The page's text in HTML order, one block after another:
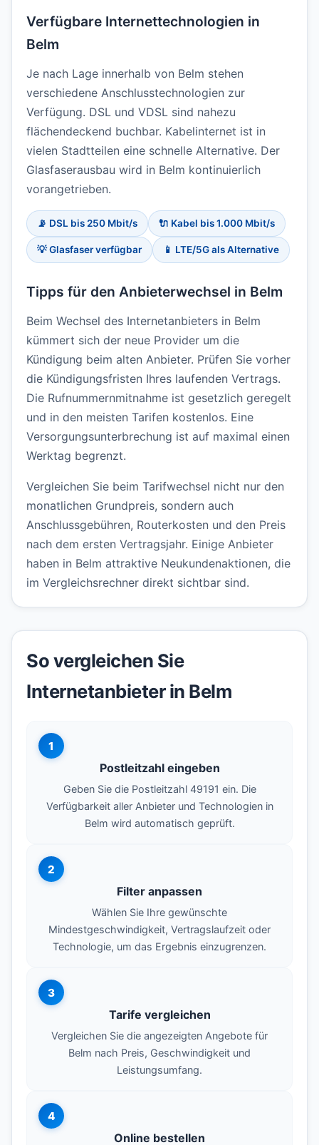
Verfügbare Internettechnologien in
Belm
Je nach Lage innerhalb von Belm stehen
verschiedene Anschlusstechnologien zur
Verfügung. DSL und VDSL sind nahezu
flächendeckend buchbar. Kabelinternet ist in
vielen Stadtteilen eine schnelle Alternative. Der
Glasfaserausbau wird in Belm kontinuierlich
vorangetrieben.
📡 DSL bis 250 Mbit/s 🔌 Kabel bis 1.000 Mbit/s
💡 Glasfaser verfügbar 📱 LTE/5G als Alternative
Tipps für den Anbieterwechsel in Belm
Beim Wechsel des Internetanbieters in Belm
kümmert sich der neue Provider um die
Kündigung beim alten Anbieter. Prüfen Sie vorher
die Kündigungsfristen Ihres laufenden Vertrags.
Die Rufnummernmitnahme ist gesetzlich geregelt
und in den meisten Tarifen kostenlos. Eine
Versorgungsunterbrechung ist auf maximal einen
Werktag begrenzt.
Vergleichen Sie beim Tarifwechsel nicht nur den
monatlichen Grundpreis, sondern auch
Anschlussgebühren, Routerkosten und den Preis
nach dem ersten Vertragsjahr. Einige Anbieter
haben in Belm attraktive Neukundenaktionen, die
im Vergleichsrechner direkt sichtbar sind.
So vergleichen Sie
Internetanbieter in Belm
1
Postleitzahl eingeben
Geben Sie die Postleitzahl 49191 ein. Die
Verfügbarkeit aller Anbieter und Technologien in
Belm wird automatisch geprüft.
2
Filter anpassen
Wählen Sie Ihre gewünschte
Mindestgeschwindigkeit, Vertragslaufzeit oder
Technologie, um das Ergebnis einzugrenzen.
3
Tarife vergleichen
Vergleichen Sie die angezeigten Angebote für
Belm nach Preis, Geschwindigkeit und
Leistungsumfang.
4
Online bestellen